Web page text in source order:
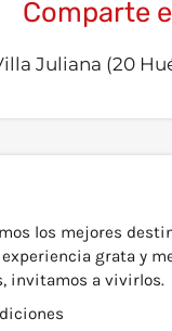
Comparte
los mejores
grata y
invitamos a vivirlos.